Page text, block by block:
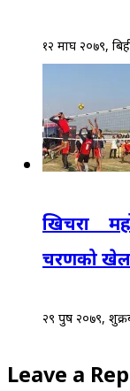
१२ माघ २०७९,
खिचरा
चरणको खेल
२९ पुष २०७९,
Leave a